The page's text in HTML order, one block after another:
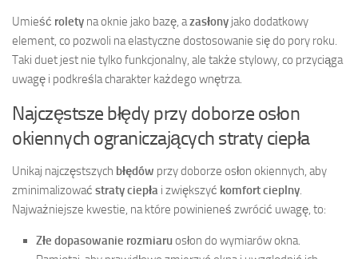
Umieść rolety na oknie jako bazę, azasłony jako dodatkowy
element, co pozwoli na elastyczne dostosowanie się do pory roku.
Taki duet jest nie tylko funkcjonalny, ale także stylowy, co przyciąga
uwagę i podkreśla charakter każdego wnętrza.
Najczęstsze błędy przy doborze osłon
okiennych ograniczających straty ciepła
Unikaj najczęstszych błędów przy doborze osłon okiennych, aby
zminimalizować straty ciepła i zwiększyć komfort cieplny
Najważniejsze kwestie, na które powinieneś zwrócić uwagę, to:
Złe dopasowanie rozmiaruosłon do wymiarów okna.